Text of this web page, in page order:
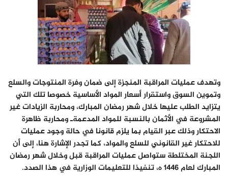
وتهدف عمليات المراقبة المنجزة إلى ضمان وفرة المنتوجات والسلع
وتموين السوق واستقرار أسعار المواد الأساسية خصوصا تلك التي
يتزايد الطلب عليها خلال شهر رمضان المبارك، ومحاربة الزيادات غير
المشروعة في الأثمان بالنسبة للمواد المدعمةـ ومحاربة ظاهرة
الاحتكار وذلك عبر القيام بما يلزم قانونا في حالة وجود عمليات
للاحتكار غير القانوني للسلع والمواد، كما تجدر الإشارة هنا، إلى أن
اللجنة المختلطة ستواصل عمليات المراقبة قبل وخلال شهر رمضان
المبارك لعام 1446 ه، تنفيذا للتعليمات الوزارية في هذا الصدد.